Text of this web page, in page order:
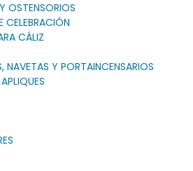
OSTENSORIOS
CELEBRACIÓN
CÁLIZ
NAVETAS Y PORTAINCENSARIOS